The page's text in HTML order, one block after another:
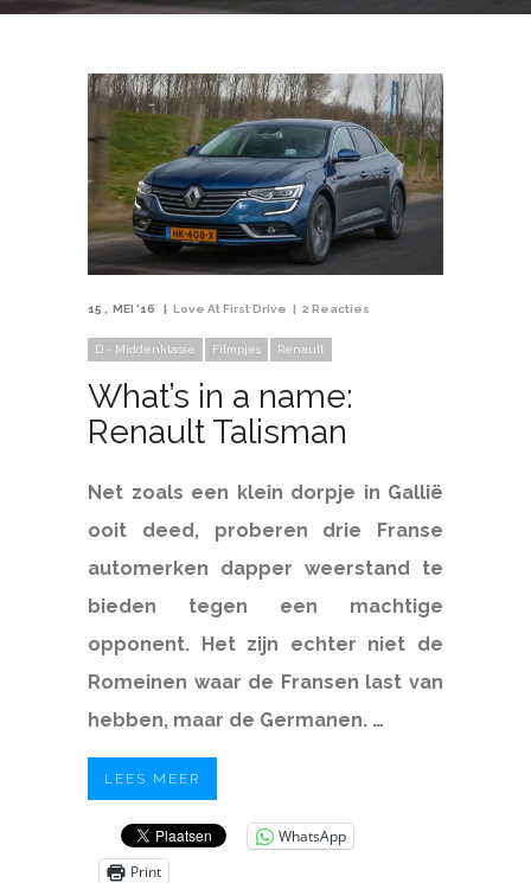
15 MEI '16 Love At First Drive 2 Reacties
D - Middenklasse Filmpjes Renault
What’s in a name:
Renault Talisman
Net zoals een klein dorpje in Gallië
ooit deed, proberen drie Franse
automerken dapper weerstand te
bieden tegen een machtige
opponent. Het zijn echter niet de
Romeinen waar de Fransen last van
hebben, maar de Germanen. …
LEES MEER
WhatsApp
Print